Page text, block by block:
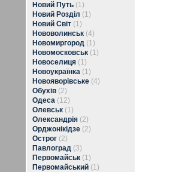
Новий Путь (1)
Новий Розділ (1)
Новий Світ (1)
Нововолинськ (4)
Новомиргород (1)
Новомосковськ (1)
Новоселиця (1)
Новоукраїнка (1)
Новояворівське (4)
Обухів (2)
Одеса (12)
Олевськ (1)
Олександрія (2)
Орджонікідзе (2)
Острог (2)
Павлоград (3)
Первомайськ (1)
Первомайський (1)